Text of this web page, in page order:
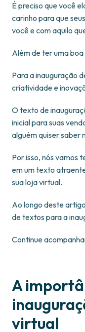
É preciso que você
carinho para que
você e com aquilo
Além de ter uma boa
Para a inauguração
criatividade e
O texto de
inicial para suas
alguém quiser saber
Por isso, nós vamos
em um texto
sua loja virtual.
Ao longo deste
de textos para a
Continue
A
virtual